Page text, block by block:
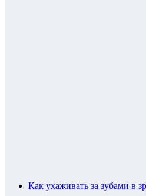
Как ухаживать за зубами в